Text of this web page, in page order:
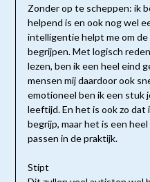
Zonder op te scheppen: ik
helpend is en ook nog wel
intelligentie helpt me om
begrijpen. Met logisch
lezen, ben ik een heel eind
mensen mij daardoor ook
emotioneel ben ik een stuk
leeftijd. En het is ook zo dat
begrijp, maar het is een
passen in de praktijk.
Stipt